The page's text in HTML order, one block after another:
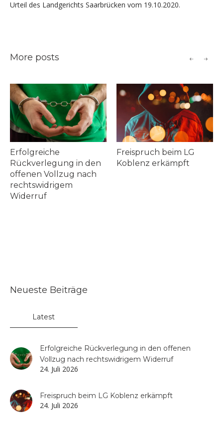
Urteil des Landgerichts Saarbrücken vom 19.10.2020.
More posts
Erfolgreiche
Rückverlegung in den
offenen Vollzug nach
rechtswidrigem
Widerruf
Freispruch beim LG
Koblenz erkämpft
Neueste Beiträge
Latest
Erfolgreiche Rückverlegung in den offenen
Vollzug nach rechtswidrigem Widerruf
24. Juli 2026
Freispruch beim LG Koblenz erkämpft
24. Juli 2026